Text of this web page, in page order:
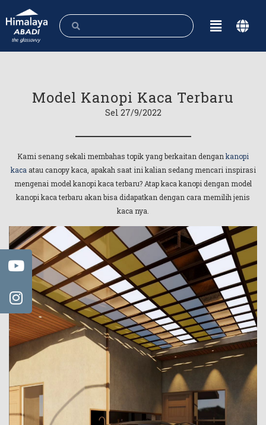
Model Kanopi Kaca Terbaru
Sel 27/9/2022
Kami senang sekali membahas topik yang berkaitan dengan kanopi
kaca atau canopy kaca, apakah saat ini kalian sedang mencari inspirasi
mengenai model kanopi kaca terbaru? Atap kaca kanopi dengan model
kanopi kaca terbaru akan bisa didapatkan dengan cara memilih jenis
kaca nya.